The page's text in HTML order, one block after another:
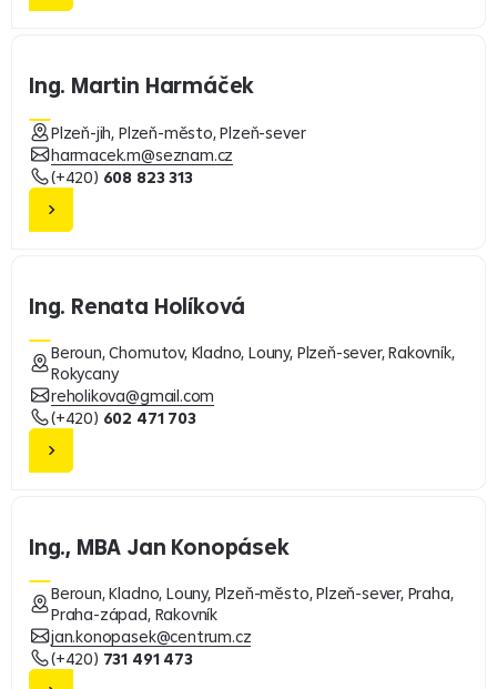
Ing. Martin Harmáček
Plzeň-jih, Plzeň-město, Plzeň-sever
harmacek.m@seznam.cz
(+420) 608 823 313
Ing. Renata Holíková
Beroun, Chomutov, Kladno, Louny, Plzeň-sever, Rakovník,
Rokycany
reholikova@gmail.com
(+420) 602 471 703
Ing., MBA Jan Konopásek
Beroun, Kladno, Louny, Plzeň-město, Plzeň-sever, Praha,
Praha-západ, Rakovník
jan.konopasek@centrum.cz
(+420) 731 491 473